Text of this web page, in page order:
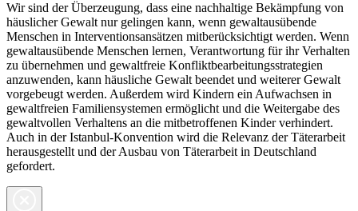
Wir sind der Überzeugung, dass eine nachhaltige Bekämpfung von
häuslicher Gewalt nur gelingen kann, wenn gewaltausübende
Menschen in Interventionsansätzen mitberücksichtigt werden. Wenn
gewaltausübende Menschen lernen, Verantwortung für ihr Verhalten
zu übernehmen und gewaltfreie Konfliktbearbeitungsstrategien
anzuwenden, kann häusliche Gewalt beendet und weiterer Gewalt
vorgebeugt werden. Außerdem wird Kindern ein Aufwachsen in
gewaltfreien Familiensystemen ermöglicht und die Weitergabe des
gewaltvollen Verhaltens an die mitbetroffenen Kinder verhindert.
Auch in der Istanbul-Konvention wird die Relevanz der Täterarbeit
herausgestellt und der Ausbau von Täterarbeit in Deutschland
gefordert.